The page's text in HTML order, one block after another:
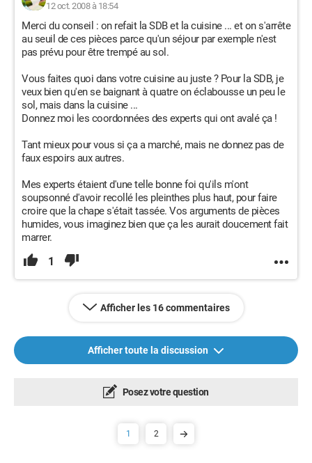
12 oct. 2008 à 18:54
Merci du conseil : on refait la SDB et la cuisine ... et on s'arrête
au seuil de ces pièces parce qu'un séjour par exemple n'est
pas prévu pour être trempé au sol.
Vous faites quoi dans votre cuisine au juste ? Pour la SDB, je
veux bien qu'en se baignant à quatre on éclabousse un peu le
sol, mais dans la cuisine ...
Donnez moi les coordonnées des experts qui ont avalé ça !
Tant mieux pour vous si ça a marché, mais ne donnez pas de
faux espoirs aux autres.
Mes experts étaient d'une telle bonne foi qu'ils m'ont
soupsonné d'avoir recollé les pleinthes plus haut, pour faire
croire que la chape s'était tassée. Vos arguments de pièces
humides, vous imaginez bien que ça les aurait doucement fait
marrer.
1
Afficher les 16 commentaires
Afficher toute la discussion
Posez votre question
1 2